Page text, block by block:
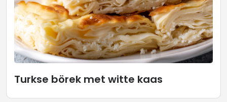
Turkse börek met witte kaas